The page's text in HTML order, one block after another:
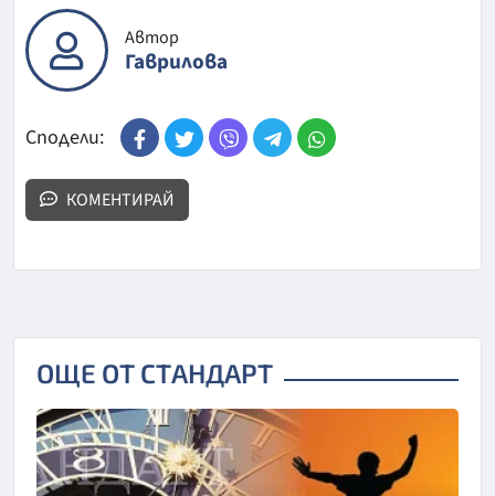
Автор
Гаврилова
Сподели:
КОМЕНТИРАЙ
ОЩЕ ОТ СТАНДАРТ